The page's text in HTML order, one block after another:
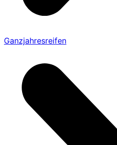
Ganzjahresreifen